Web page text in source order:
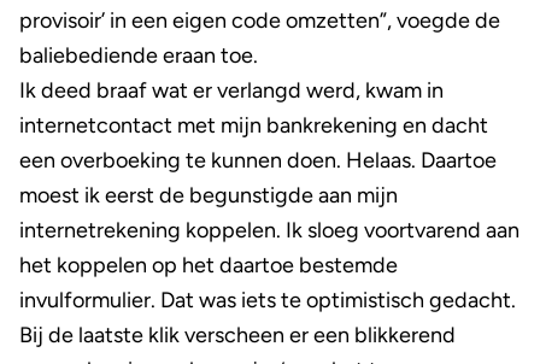
provisoir’ in een eigen code omzetten”, voegde de
baliebediende eraan toe.
Ik deed braaf wat er verlangd werd, kwam in
internetcontact met mijn bankrekening en dacht
een overboeking te kunnen doen. Helaas. Daartoe
moest ik eerst de begunstigde aan mijn
internetrekening koppelen. Ik sloeg voortvarend aan
het koppelen op het daartoe bestemde
invulformulier. Dat was iets te optimistisch gedacht.
Bij de laatste klik verscheen er een blikkerend